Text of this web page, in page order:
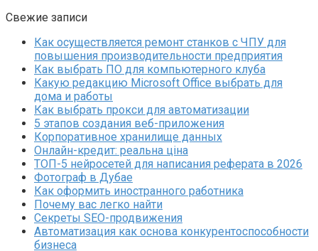
Свежие записи
Как осуществляется ремонт станков с ЧПУ для
повышения производительности предприятия
Как выбрать ПО для компьютерного клуба
Какую редакцию Microsoft Office выбрать для
дома и работы
Как выбрать прокси для автоматизации
5 этапов создания веб-приложения
Корпоративное хранилище данных
Онлайн-кредит: реальна ціна
ТОП-5 нейросетей для написания реферата в 2026
Фотограф в Дубае
Как оформить иностранного работника
Почему вас легко найти
Секреты SEO-продвижения
Автоматизация как основа конкурентоспособности
бизнеса